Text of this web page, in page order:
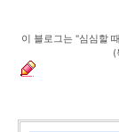
이 블로그는 "심심할
(